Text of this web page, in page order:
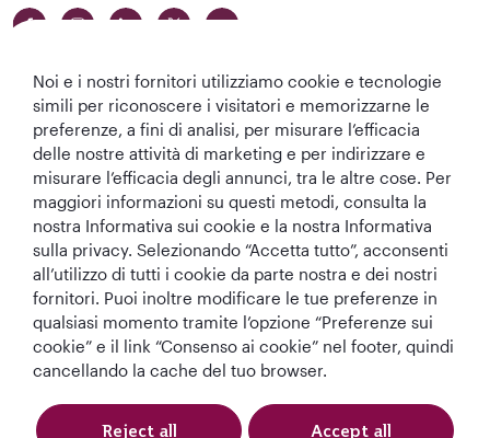
Migliore
Compagnia aerea
del Medio
Oriente
Migliore
Compagnia
Aerea del Mondo
Migliore Business
Class del Mondo
Migliore Lounge
di Business Class
del Mondo
T&C Informativa sulla privacy
Noi e i nostri fornitori utilizziamo cookie e tecnologie
simili per riconoscere i visitatori e memorizzarne le
preferenze, a fini di analisi, per misurare l’efficacia
delle nostre attività di marketing e per indirizzare e
misurare l’efficacia degli annunci, tra le altre cose. Per
maggiori informazioni su questi metodi, consulta la
nostra Informativa sui cookie e la nostra Informativa
sulla privacy. Selezionando “Accetta tutto”, acconsenti
all’utilizzo di tutti i cookie da parte nostra e dei nostri
fornitori. Puoi inoltre modificare le tue preferenze in
qualsiasi momento tramite l’opzione “Preferenze sui
cookie” e il link “Consenso ai cookie” nel footer, quindi
cancellando la cache del tuo browser.
Reject all Accept all